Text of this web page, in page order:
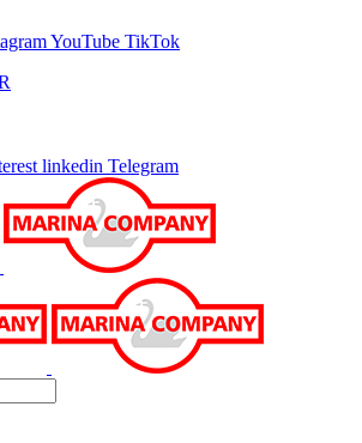
YouTube TikTok
linkedin Telegram